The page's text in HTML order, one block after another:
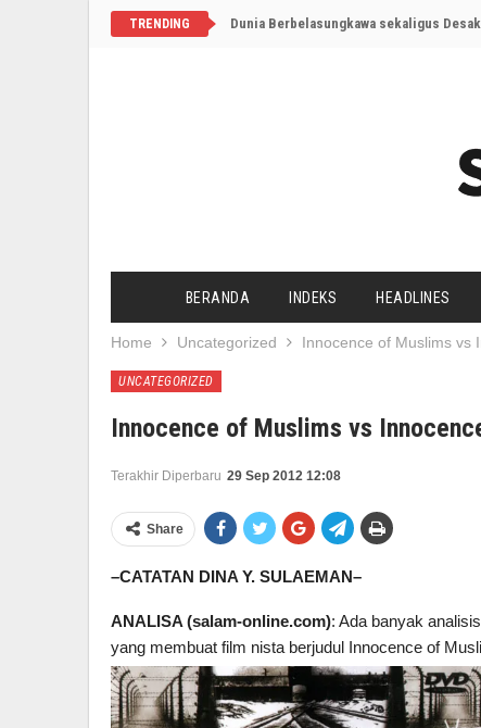
TRENDING Dunia Berbelasungkawa sekaligus
BERANDA INDEKS HEADLINES
Home Uncategorized Innocence of Muslims vs
UNCATEGORIZED
Innocence of Muslims vs
Terakhir Diperbaru 29 Sep 2012 12:08
Share
–CATATAN DINA Y. SULAEMAN–
ANALISA (salam-online.com): Ada banyak
yang membuat film nista berjudul Innocence of